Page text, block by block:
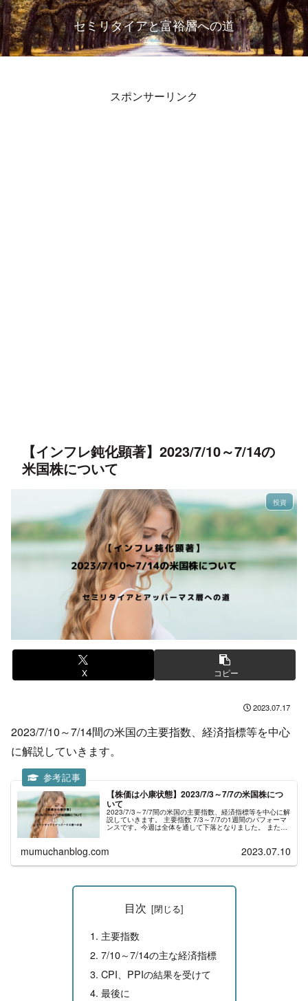
セミリタイアと富裕層への道
スポンサーリンク
【インフレ鈍化顕著】2023/7/10～7/14の
米国株について
投資
X コピー
2023.07.17
2023/7/10～7/14間の米国の主要指数、経済指標等を中心
に解説していきます。
【株価は小康状態】2023/7/3～7/7の米国株につ
いて
2023/7/3～7/7間の米国の主要指数、経済指標等を中心に解
説していきます。 主要指数 7/3～7/7の1週間のパフォーマ
ンスです。今週は全体を通して下落となりました。 また、
mumuchanblog.com 2023.07.10
目次
主要指数
7/10～7/14の主な経済指標
CPI、PPIの結果を受けて
最後に